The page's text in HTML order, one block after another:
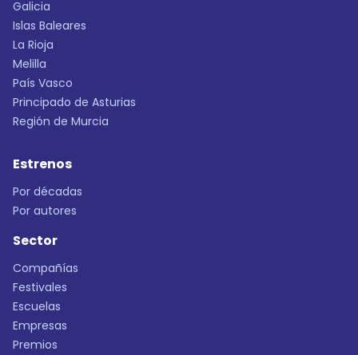
Galicia
Islas Baleares
La Rioja
Melilla
País Vasco
Principado de Asturias
Región de Murcia
Estrenos
Por décadas
Por autores
Sector
Compañías
Festivales
Escuelas
Empresas
Premios